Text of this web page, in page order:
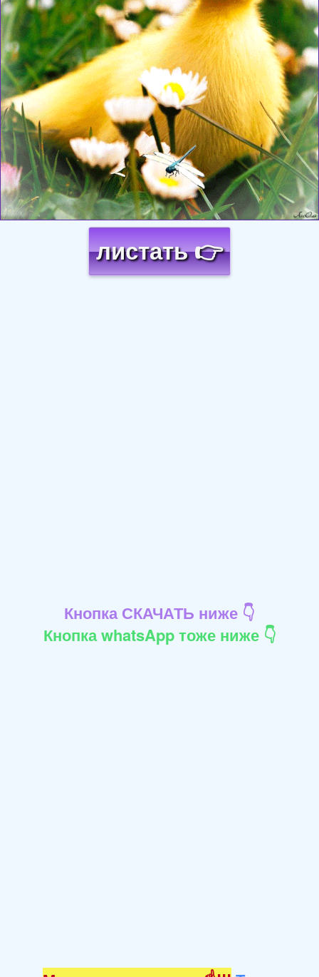
листать 👉
Кнопка СКАЧАТЬ ниже 👇
Кнопка whatsApp тоже ниже 👇